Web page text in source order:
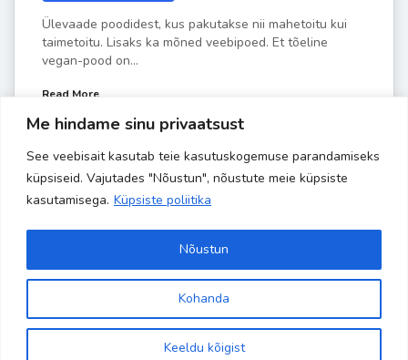
Me hindame sinu privaatsust
See veebisait kasutab teie kasutuskogemuse parandamiseks
küpsiseid. Vajutades "Nõustun", nõustute meie küpsiste
kasutamisega. Küpsiste poliitika
Kohanda
Keeldu kõigist
Nõustun
Ülevaade poodidest, kus pakutakse nii mahetoitu kui
taimetoitu. Lisaks ka mõned veebipoed. Et tõeline
vegan-pood on...
Read More
JAAN 13 1
byLiisa-Indra
Copyright 2024 Banaanisaar | All Rights Reserved | Powered by
Site is using a trial version of the theme. Please enter your
purchase code in theme settings to activate it or